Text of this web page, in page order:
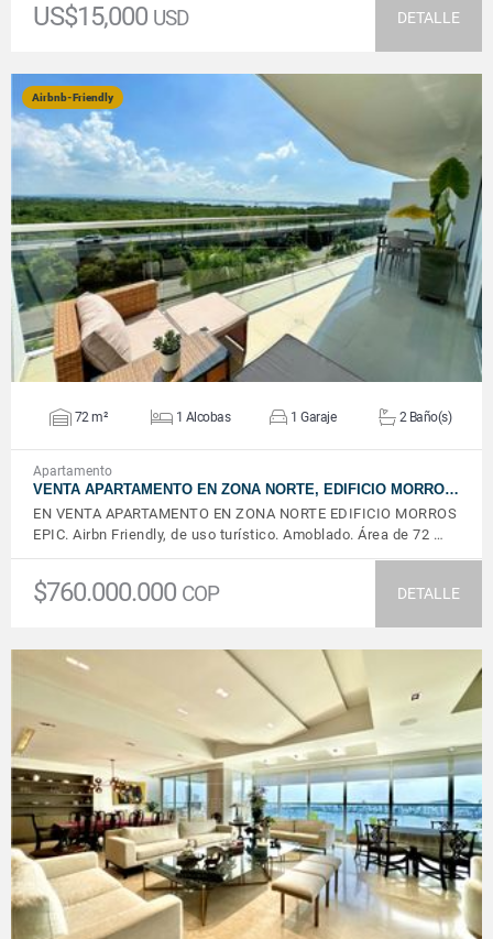
US$15,000 USD DETALLE
Airbnb-Friendly
VER DETALLES
72 m² 1 Alcobas 1 Garaje 2 Baño(s)
Apartamento
VENTA APARTAMENTO EN ZONA NORTE, EDIFICIO MORRO…
EN VENTA APARTAMENTO EN ZONA NORTE EDIFICIO MORROS
EPIC. Airbn Friendly, de uso turístico. Amoblado. Área de 72 …
$760.000.000 COP DETALLE
VER DETALLES